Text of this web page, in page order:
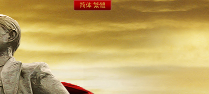
简体 繁體